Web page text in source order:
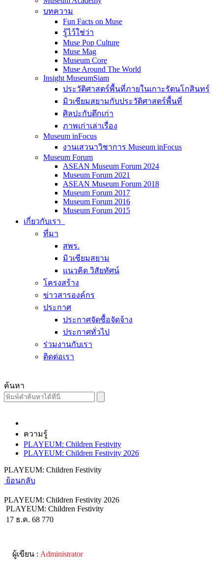
บทความ
Fun Facts on Muse
รู้ไว้ใช่ว่า
Muse Pop Culture
Muse Mag
Museum Core
Muse Around The World
Insight MuseumSiam
ประวัติศาสตร์พื้นที่ภายในเกาะรัตนโกสินทร์
มิวเซียมสยามกับประวัติศาสตร์พื้นที่
ศิลปะกับตึกเก่า
ภาพเก่าเล่าเรื่อง
Museum inFocus
งานเสวนาวิชาการ Museum inFocus
Museum Forum
ASEAN Museum Forum 2024
Museum Forum 2021
ASEAN Museum Forum 2018
Museum Forum 2017
Museum Forum 2016
Museum Forum 2015
เกี่ยวกับเรา
ที่มา
สพร.
มิวเซียมสยาม
แนวคิด วิสัยทัศน์
โครงสร้าง
ข่าวสารองค์กร
ประกาศ
ประกาศจัดซื้อจัดจ้าง
ประกาศทั่วไป
ร่วมงานกับเรา
ติดต่อเรา
ค้นหา
ความรู้
PLAYEUM: Children Festivity
PLAYEUM: Children Festivity 2026
PLAYEUM: Children Festivity
ย้อนกลับ
PLAYEUM: Children Festivity 2026
PLAYEUM: Children Festivity
17 ธ.ค. 68 770
ผู้เขียน : Administrator